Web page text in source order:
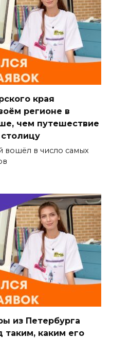
края
регионе в
чем путешествие
в число самых
из Петербурга
таким, каким его